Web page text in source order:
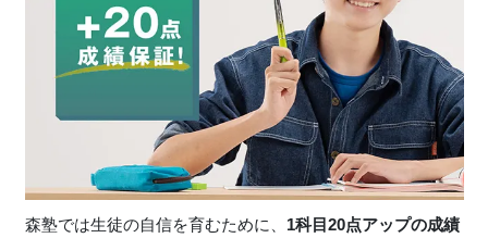
森塾では生徒の自信を育むために、 1科目20点アップの成績